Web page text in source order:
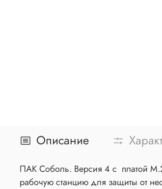
Описание
ПАК Соболь. Версия 4 с платой
рабочую станцию для защиты от